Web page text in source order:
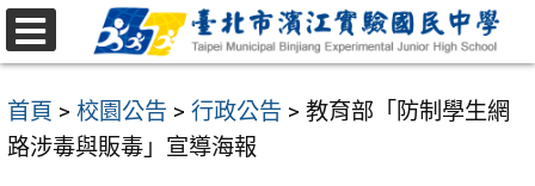
跳
至
要
內
首頁 > 校園公告 > 行政公告 > 教育部「防制學生網
路涉毒與販毒」宣導海報
選
單